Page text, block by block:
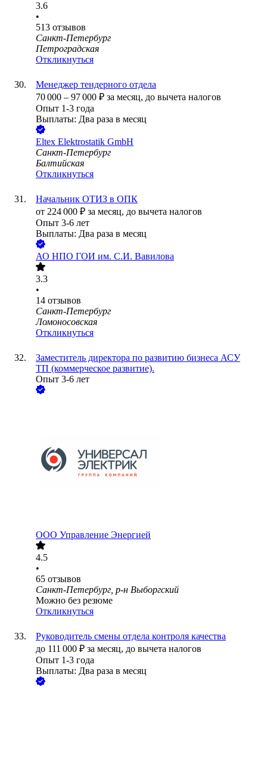
3.6
•
513 отзывов
Санкт-Петербург
Петроградская
Откликнуться
Менеджер тендерного отдела
70 000 – 97 000 ₽ за месяц, до вычета налогов
Опыт 1-3 года
Выплаты: Два раза в месяц
Eltex Elektrostatik GmbH
Санкт-Петербург
Балтийская
Откликнуться
Начальник ОТИЗ в ОПК
от 224 000 ₽ за месяц, до вычета налогов
Опыт 3-6 лет
Выплаты: Два раза в месяц
АО НПО ГОИ им. С.И. Вавилова
3.3
•
14 отзывов
Санкт-Петербург
Ломоносовская
Откликнуться
Заместитель директора по развитию бизнеса АСУ
ТП (коммерческое развитие).
Опыт 3-6 лет
ООО Управление Энергией
4.5
•
65 отзывов
Санкт-Петербург, р-н Выборгский
Можно без резюме
Откликнуться
Руководитель смены отдела контроля качества
до 111 000 ₽ за месяц, до вычета налогов
Опыт 1-3 года
Выплаты: Два раза в месяц